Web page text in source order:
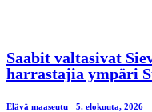
Saabit valtasivat
harrastajia ympäri
Elävä maaseutu 5. elokuuta, 2026